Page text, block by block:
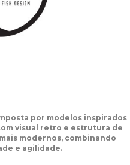
por modelos inspirados
visual retro e estrutura de
modernos, combinando
e agilidade.